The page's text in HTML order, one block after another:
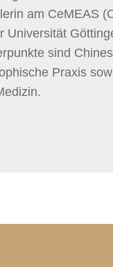
am CeMEAS
Universität
sind
Praxis